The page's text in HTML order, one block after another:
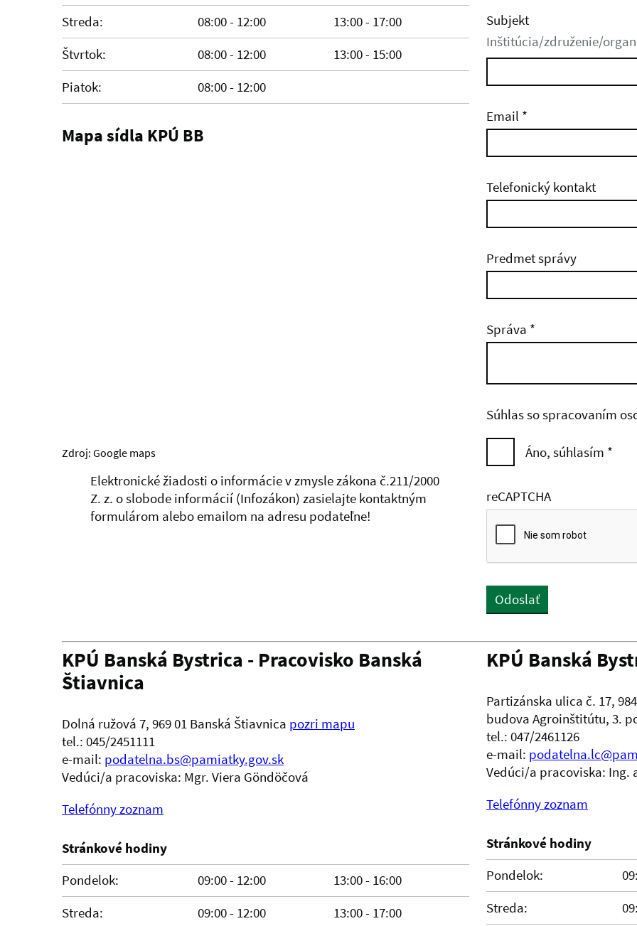
Streda:
08:00 - 12:00
13:00 - 17:00
Štvrtok:
08:00 - 12:00
13:00 - 15:00
Piatok:
08:00 - 12:00
Mapa sídla KPÚ BB
Zdroj: Google maps
Elektronické žiadosti o informácie v zmysle zákona č.211/2000
Z. z. o slobode informácií (Infozákon) zasielajte kontaktným
formulárom alebo emailom na adresu podateľne!
Subjekt
Inštitúcia/združenie/
Email *
Telefonický kontakt
Predmet správy
Správa *
Súhlas so spracovaním
Áno, súhlasím *
reCAPTCHA
Odoslať
KPÚ Banská Bystrica - Pracovisko Banská
Štiavnica
Dolná ružová 7, 969 01 Banská Štiavnica pozri mapu
tel.: 045/2451111
e-mail: podatelna.bs@pamiatky.gov.sk
Vedúci/a pracoviska: Mgr. Viera Göndöčová
Telefónny zoznam
Stránkové hodiny
Pondelok:
09:00 - 12:00
13:00 - 16:00
Streda:
09:00 - 12:00 13:00 - 17:00
KPÚ Banská
Partizánska ulica č. 17,
budova Agroinštitútu, 3.
tel.: 047/2461126
e-mail:
Vedúci/a pracoviska: Ing.
Telefónny zoznam
Stránkové hodiny
Pondelok:
Streda: